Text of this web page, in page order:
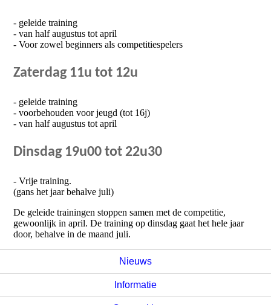
- geleide training
- van half augustus tot april
- Voor zowel beginners als competitiespelers
Zaterdag 11u tot 12u
- geleide training
- voorbehouden voor jeugd (tot 16j)
- van half augustus tot april
Dinsdag 19u00 tot 22u30
- Vrije training.
(gans het jaar behalve juli)
De geleide trainingen stoppen samen met de competitie,
gewoonlijk in april. De training op dinsdag gaat het hele jaar
door, behalve in de maand juli.
Nieuws
Informatie